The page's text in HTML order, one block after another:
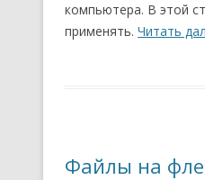
компьютера. В этой
применять. Читать
Файлы на